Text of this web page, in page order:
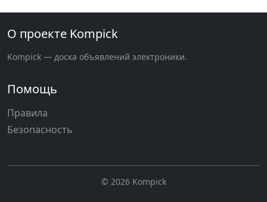
О проекте Kompick
Kompick — доска объявлений электроники.
Помощь
Правила
Безопасность
© 2026 Kompick